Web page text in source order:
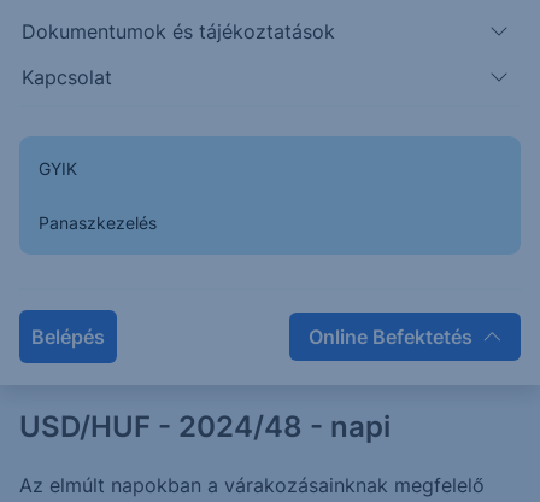
Dokumentumok és tájékoztatások
Kapcsolat
GYIK
Panaszkezelés
Belépés Online Befektetés
elindult az emelkedés, mely elérte a várt célárat.
USD/HUF - 2024/48 - napi
Az elmúlt napokban a várakozásainknak megfelelő